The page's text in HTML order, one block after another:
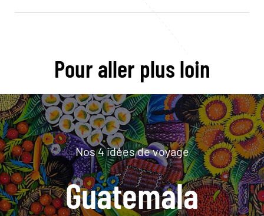
Pour aller plus loin
Nos 4 idées de voyage
Guatemala